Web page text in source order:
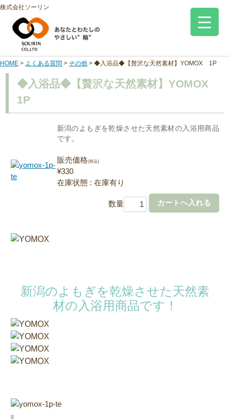
株式会社ソーリン
HOME > よくある質問 > その他 > ◆入浴品◆【贅沢な天然素材】YOMOX 1P
◆入浴品◆【贅沢な天然素材】YOMOX
1P
新潟のよもぎを乾燥させた天然素材の入浴用商品
です。
販売価格(税込)
¥330
在庫状態 : 在庫有り
数量
新潟のよもぎを乾燥させた天然素
材の入浴用商品です！